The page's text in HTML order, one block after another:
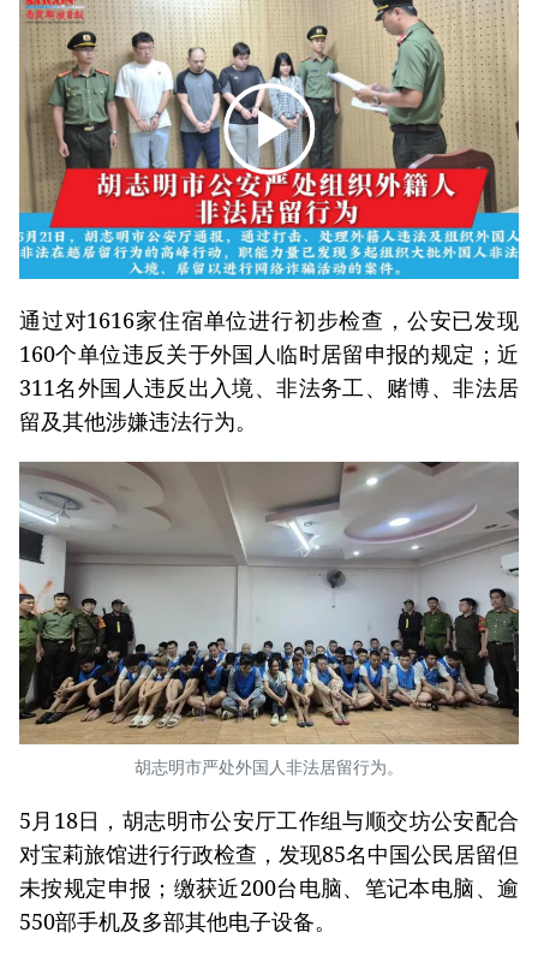
通过对1616家住宿单位进行初步检查，公安已发现
160个单位违反关于外国人临时居留申报的规定；近
311名外国人违反出入境、非法务工、赌博、非法居
留及其他涉嫌违法行为。
胡志明市严处外国人非法居留行为。
5月18日，胡志明市公安厅工作组与顺交坊公安配合
对宝莉旅馆进行行政检查，发现85名中国公民居留但
未按规定申报；缴获近200台电脑、笔记本电脑、逾
550部手机及多部其他电子设备。